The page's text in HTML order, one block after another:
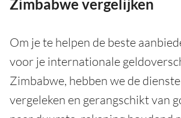
Zimbabwe vergelijken
Om je te helpen de beste
voor je internationale
Zimbabwe, hebben we de
vergeleken en gerangschikt van